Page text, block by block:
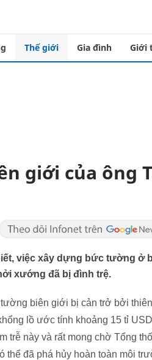
Thế giới Gia đình Giới
giới của ông
việc xây dựng bức tường ở
xướng đã bị đình trệ.
biên giới bị cản trở bởi
lồ ước tính khoảng 15 tỉ
trễ này và rất mong chờ Tổng
thể đã phá hủy hoàn toàn môi